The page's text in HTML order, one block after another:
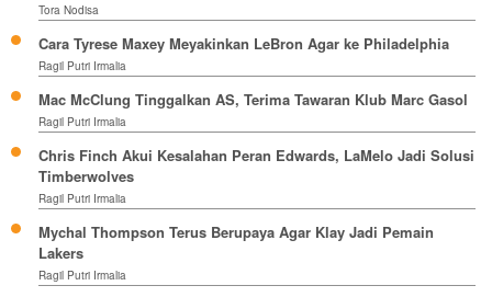
Tora Nodisa
Cara Tyrese Maxey Meyakinkan LeBron Agar ke Philadelphia
Ragil Putri Irmalia
Mac McClung Tinggalkan AS, Terima Tawaran Klub Marc Gasol
Ragil Putri Irmalia
Chris Finch Akui Kesalahan Peran Edwards, LaMelo Jadi Solusi
Timberwolves
Ragil Putri Irmalia
Mychal Thompson Terus Berupaya Agar Klay Jadi Pemain
Lakers
Ragil Putri Irmalia